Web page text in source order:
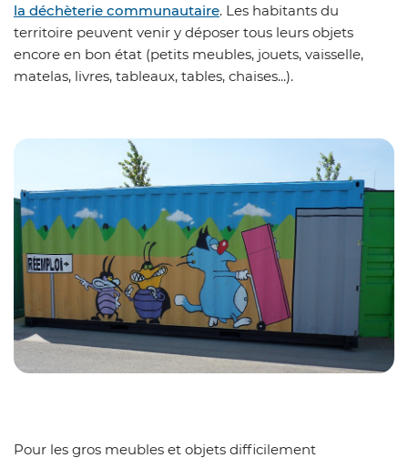
la déchèterie communautaire. Les habitants du
territoire peuvent venir y déposer tous leurs objets
encore en bon état (petits meubles, jouets, vaisselle,
matelas, livres, tableaux, tables, chaises...).
Pour les gros meubles et objets difficilement